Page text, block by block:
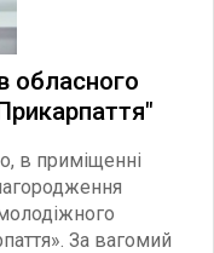
обласного
приміщенні
За вагомий